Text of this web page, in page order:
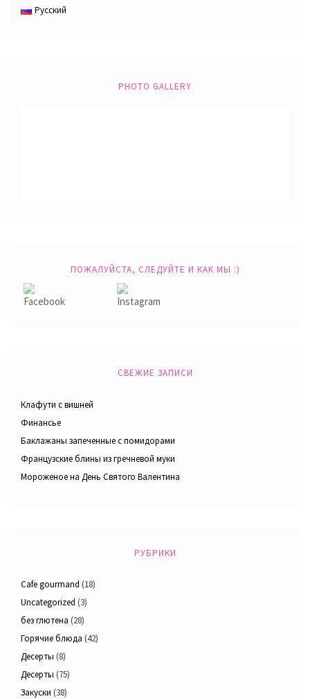
Русский
PHOTO GALLERY
ПОЖАЛУЙСТА, СЛЕДУЙТЕ И КАК МЫ :)
СВЕЖИЕ ЗАПИСИ
Клафути с вишней
Финансье
Баклажаны запеченные с помидорами
Французские блины из гречневой муки
Мороженое на День Святого Валентина
РУБРИКИ
Cafe gourmand (18)
Uncategorized (3)
без глютена (28)
Горячие блюда (42)
Десерты (8)
Десерты (75)
Закуски (38)